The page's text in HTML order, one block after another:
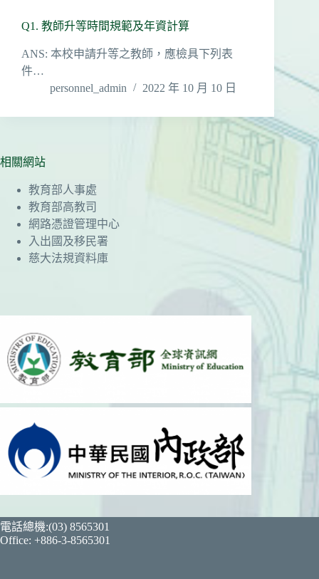
Q1. 教師升等時間規範及年資計算
ANS: 本校申請升等之教師，應檢具下列表
件…
personnel_admin
2022 年 10 月 10 日
相關網站
教育部人事處
教育部高教司
網路憑證管理中心
入出國及移民署
慈大法規資料庫
電話總機:(03) 8565301
Office: +886-3-8565301